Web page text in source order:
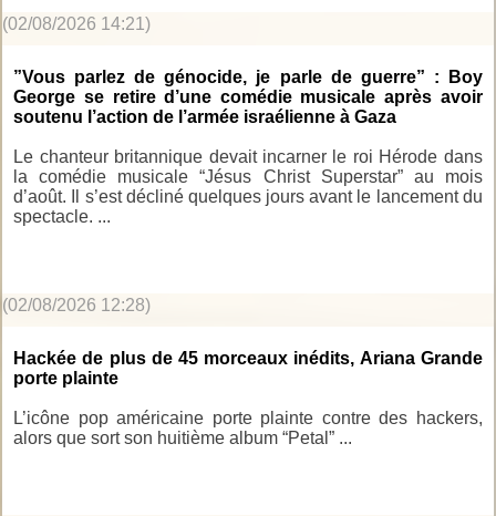
(02/08/2026 14:21)
”Vous parlez de génocide, je parle de guerre” : Boy
George se retire d’une comédie musicale après avoir
soutenu l’action de l’armée israélienne à Gaza
Le chanteur britannique devait incarner le roi Hérode dans
la comédie musicale “Jésus Christ Superstar” au mois
d’août. Il s’est décliné quelques jours avant le lancement du
spectacle. ...
(02/08/2026 12:28)
Hackée de plus de 45 morceaux inédits, Ariana Grande
porte plainte
L’icône pop américaine porte plainte contre des hackers,
alors que sort son huitième album “Petal” ...